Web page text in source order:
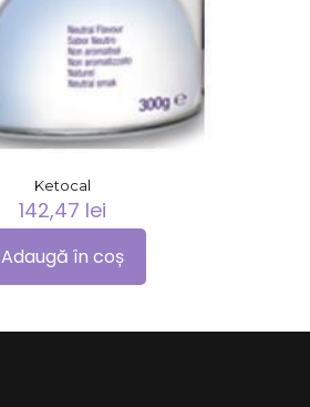
Ketocal
142,47 lei
Adaugă în coș